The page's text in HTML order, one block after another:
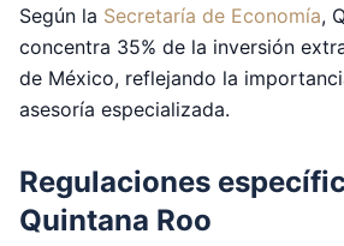
Según la Secretaría de Economía,
concentra 35% de la inversión
de México, reflejando la
asesoría especializada.
Regulaciones
Quintana Roo